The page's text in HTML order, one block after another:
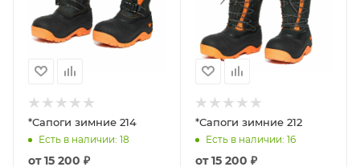
*Сапоги зимние 214
Есть в наличии: 18
от15 200 ₽
*Сапоги зимние 212
Есть в наличии: 16
от15 200 ₽